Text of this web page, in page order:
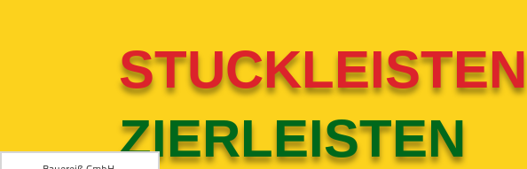
STUCKLEISTEN
ZIERLEISTEN